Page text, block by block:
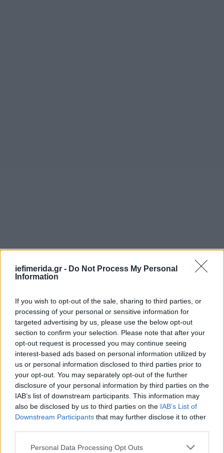
iefimerida.gr - Do Not Process My Personal
Information
If you wish to opt-out of the sale, sharing to third parties, or
processing of your personal or sensitive information for
targeted advertising by us, please use the below opt-out
section to confirm your selection. Please note that after your
opt-out request is processed you may continue seeing
interest-based ads based on personal information utilized by
us or personal information disclosed to third parties prior to
your opt-out. You may separately opt-out of the further
disclosure of your personal information by third parties on the
IAB’s list of downstream participants. This information may
also be disclosed by us to third parties on the IAB’s List of
Downstream Participants that may further disclose it to other
Please note that this website/app uses one or more Google
Personal Data Processing Opt Outs
Ταυτότητα παράστασης
Πρωτότυπο κείμενο: Κώστας Πρετεντέρης,
Ασημάκης Γιαλαμάς
Σκηνοθεσία – σύλληψη: Νίκος Καραθάνος
Διασκευή – δραματουργική επεξεργασία: Γιάννης
Αποσκίτης
Σκηνικά: Κωνσταντίνος Σκουρλέτης
Κοστούμια: Άγγελος Μέντης
Μουσική: Άγγελος Τριανταφύλλου
Φωτισμοί: Ελίζα Αλεξανδροπούλου
Κίνηση: Αμάλια Μπένετ